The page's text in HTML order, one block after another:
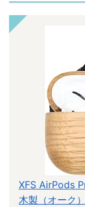
XFS AirPods
木製（オーク）